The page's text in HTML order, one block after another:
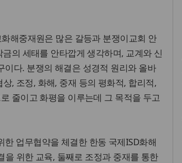
해중재원은 많은 갈등과 분쟁이교회 안
의 세태를 안타깝게 생각하며, 교계와 신
다. 분쟁의 해결은 성경적 원리와 올바
, 조정, 화해, 중재 등의 평화적, 합리적,
줄이고 화평을 이루는데 그 목적을 두고
업무협약을 체결한 한동 국제ISD화해
위한 교육, 둘째로 조정과 중재를 통한